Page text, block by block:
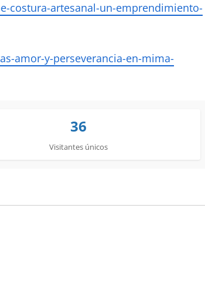
costura-artesanal-un-emprendimiento-
amor-y-perseverancia-en-mima-
36
Visitantes únicos